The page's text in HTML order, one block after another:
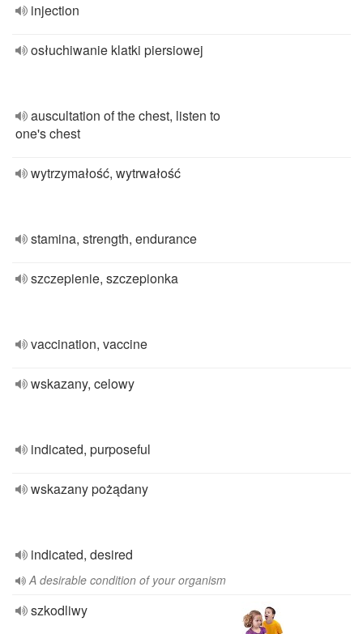
injection
osłuchiwanie klatki piersiowej
auscultation of the chest, listen to
one's chest
wytrzymałość, wytrwałość
stamina, strength, endurance
szczepienie, szczepionka
vaccination, vaccine
wskazany, celowy
indicated, purposeful
wskazany pożądany
indicated, desired
A desirable condition of your organism
szkodliwy